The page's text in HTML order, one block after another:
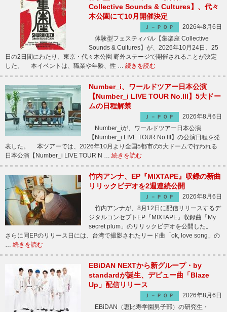
Collective Sounds & Cultures】、代々
木公園にて10月開催決定
Ｊ－ＰＯＰ
2026年8月6日
体験型フェスティバル【集楽座 Collective
Sounds & Cultures】が、2026年10月24日、25
日の2日間にわたり、東京・代々木公園 野外ステージで開催されることが決定
した。 本イベントは、職業や年齢、性 … 続きを読む
Number_i、ワールドツアー日本公演
【Number_i LIVE TOUR No.III】5大ドー
ムの日程解禁
Ｊ－ＰＯＰ
2026年8月6日
Number_iが、ワールドツアー日本公演
【Number_i LIVE TOUR No.III】の公演日程を発
表した。 本ツアーでは、2026年10月より全国5都市の5大ドームで行われる
日本公演【Number_i LIVE TOUR N … 続きを読む
竹内アンナ、EP『MIXTAPE』収録の新曲
リリックビデオを2週連続公開
Ｊ－ＰＯＰ
2026年8月6日
竹内アンナが、8月12日に配信リリースするデ
ジタルコンセプトEP『MIXTAPE』収録曲「My
secret plum」のリリックビデオを公開した。
さらに同EPのリリース日には、台湾で撮影されたリード曲「ok, love song」の
… 続きを読む
EBiDAN NEXTから新グループ・by
standardが誕生、デビュー曲「Blaze
Up」配信リリース
Ｊ－ＰＯＰ
2026年8月6日
EBiDAN（恵比寿学園男子部）の研究生・